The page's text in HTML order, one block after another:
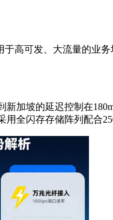
于高可发、大流量的业
新加坡的延迟控制在
用全闪存存储阵列配合